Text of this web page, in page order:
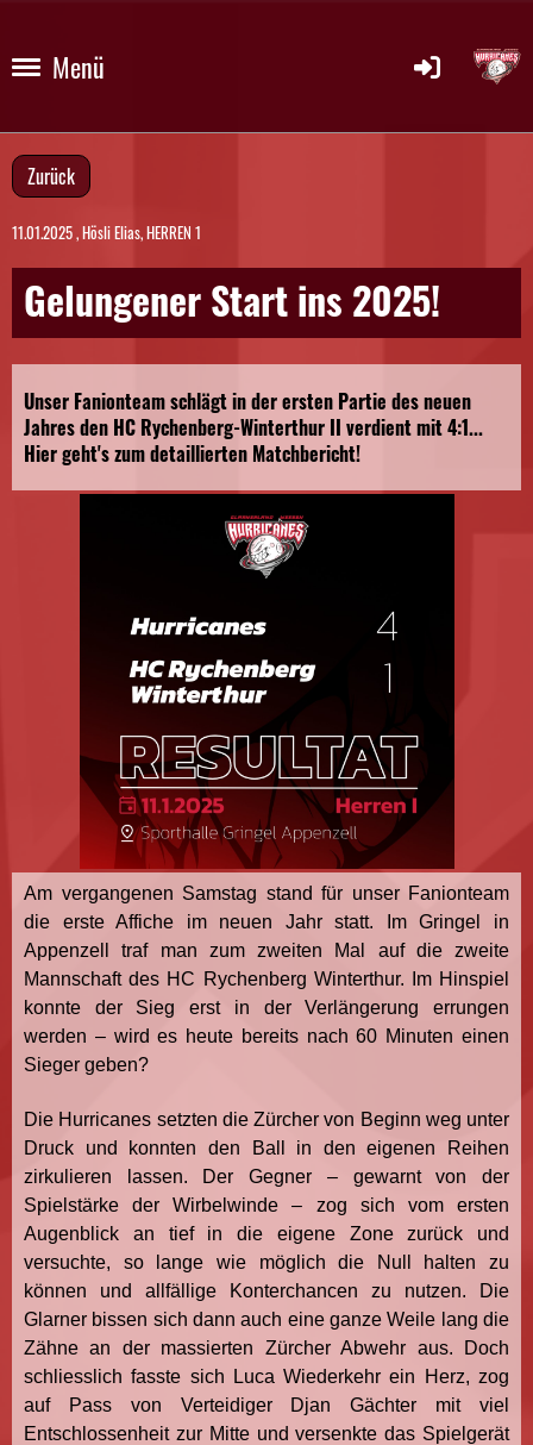
Menü
Zurück
11.01.2025, Hösli Elias, HERREN 1
Gelungener Start ins 2025!
Unser Fanionteam schlägt in der ersten Partie des neuen
Jahres den HC Rychenberg-Winterthur II verdient mit 4:1...
Hier geht's zum detaillierten Matchbericht!
Am vergangenen Samstag stand für unser Fanionteam
die erste Affiche im neuen Jahr statt. Im Gringel in
Appenzell traf man zum zweiten Mal auf die zweite
Mannschaft des HC Rychenberg Winterthur. Im Hinspiel
konnte der Sieg erst in der Verlängerung errungen
werden – wird es heute bereits nach 60 Minuten einen
Sieger geben?
Die Hurricanes setzten die Zürcher von Beginn weg unter
Druck und konnten den Ball in den eigenen Reihen
zirkulieren lassen. Der Gegner – gewarnt von der
Spielstärke der Wirbelwinde – zog sich vom ersten
Augenblick an tief in die eigene Zone zurück und
versuchte, so lange wie möglich die Null halten zu
können und allfällige Konterchancen zu nutzen. Die
Glarner bissen sich dann auch eine ganze Weile lang die
Zähne an der massierten Zürcher Abwehr aus. Doch
schliesslich fasste sich Luca Wiederkehr ein Herz, zog
auf Pass von Verteidiger Djan Gächter mit viel
Entschlossenheit zur Mitte und versenkte das Spielgerät